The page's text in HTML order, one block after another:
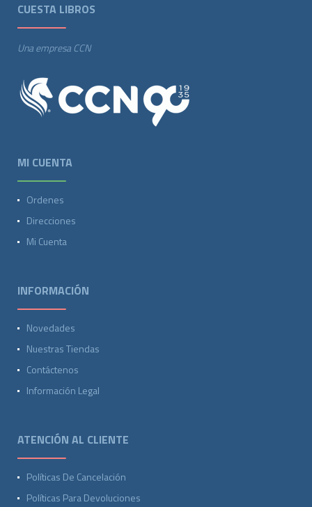
CUESTA LIBROS
Una empresa CCN
MI CUENTA
Ordenes
Direcciones
Mi Cuenta
INFORMACIÓN
Novedades
Nuestras Tiendas
Contáctenos
Información Legal
ATENCIÓN AL CLIENTE
Políticas De Cancelación
Políticas Para Devoluciones